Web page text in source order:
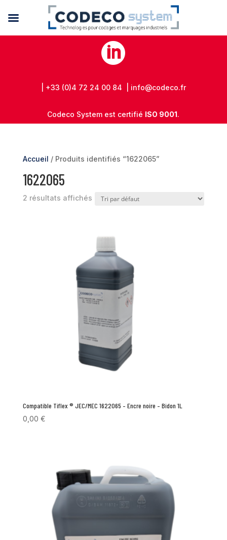

| +33 (0)4 72 24 00 84 | info@codeco.fr
Codeco System est certifié ISO 9001.
Accueil / Produits identifiés “1622065”
1622065
2 résultats affichés
Compatible Tiflex ® JEC/MEC 1622065 – Encre noire – Bidon 1L
0,00 €